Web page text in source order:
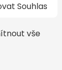
Souhlas
vše